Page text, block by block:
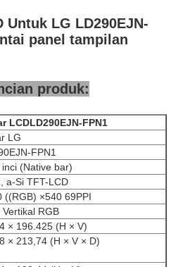
Untuk LG LD290EJN-
panel tampilan
produk:
LCDLD290EJN-FPN1
LG
FPN1
inci (Native bar)
a-Si TFT-LCD
((RGB) ×540 69PPI
Vertikal RGB
× 196.425 (H × V)
× 213,74 (H × V × D)